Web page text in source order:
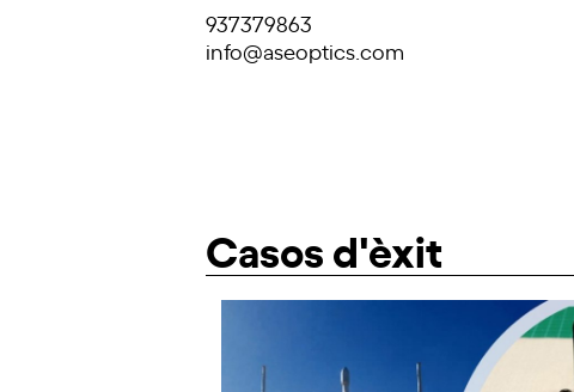
937379863
info@aseoptics.com
Casos d'èxit